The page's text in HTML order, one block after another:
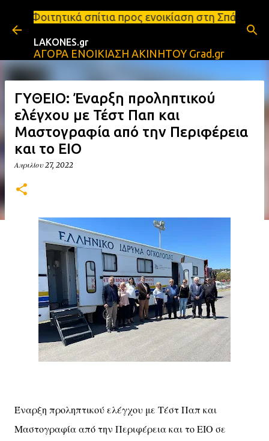
Μετάβαση στο κύριο περιεχόμενο
προς ενοικίαση στη Σπάρτη Ενοικιάσεις
LAKONES.gr
ΑΓΟΡΑ ΕΝΟΙΚΙΑΣΗ ΑΚΙΝΗΤΟΥ Grad.gr
ΓΥΘΕΙΟ: Έναρξη προληπτικού
ελέγχου με Τέστ Παπ και
Μαστογραφία από την Περιφέρεια
και το ΕΙΟ
Απριλίου 27, 2022
Έναρξη προληπτικού ελέγχου με Τέστ Παπ και
Μαστογραφία από την Περιφέρεια και το ΕΙΟ σε